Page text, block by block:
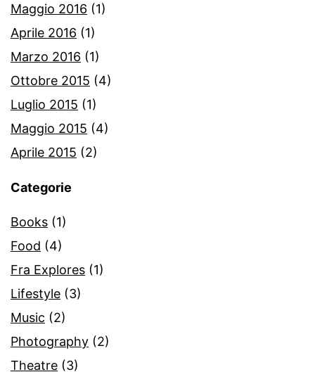
Maggio 2016 (1)
Aprile 2016 (1)
Marzo 2016 (1)
Ottobre 2015 (4)
Luglio 2015 (1)
Maggio 2015 (4)
Aprile 2015 (2)
Categorie
Books (1)
Food (4)
Fra Explores (1)
Lifestyle (3)
Music (2)
Photography (2)
Theatre (3)